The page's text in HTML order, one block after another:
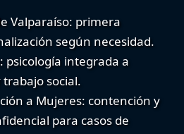
Valparaíso: primera
según necesidad.
: psicología integrada a
social.
a Mujeres: contención y
para casos de